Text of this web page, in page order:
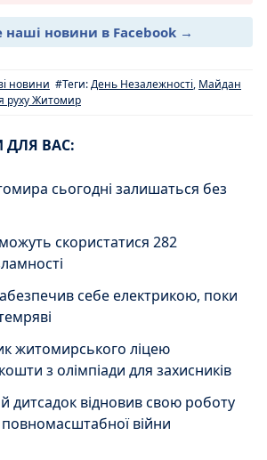
наші новини в Facebook →
новини #Теги:День Незалежності, Майдан
руху Житомир
ДЛЯ ВАС:
сьогодні залишаться без
скористатися 282
себе електрикою, поки
житомирського ліцею
з олімпіади для захисників
дитсадок відновив свою роботу
повномасштабної війни